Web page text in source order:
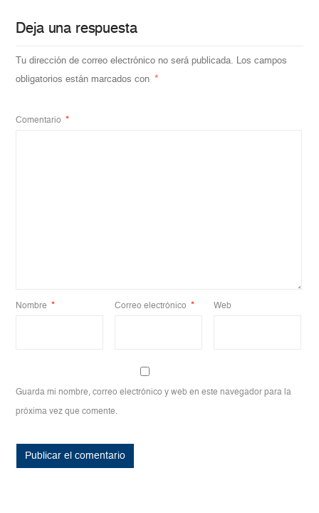
Deja una respuesta
Tu dirección de correo electrónico no será publicada. Los campos
obligatorios están marcados con *
Comentario *
Nombre * Correo electrónico * Web
Guarda mi nombre, correo electrónico y web en este navegador para la
próxima vez que comente.